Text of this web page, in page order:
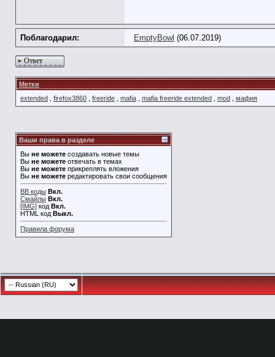
Поблагодарил: EmptyBowl (06.07.2019)
Ответ
Метки
extended
firefox3860 freeride mafia mafia freeride extended mod мафия
Ваши права в разделе
Вы не можете создавать новые темы
Вы не можете отвечать в темах
Вы не можете прикреплять вложения
Вы не можете редактировать свои сообщения
BB коды Вкл.
Смайлы Вкл.
[IMG] код Вкл.
HTML код Выкл.
Правила форума